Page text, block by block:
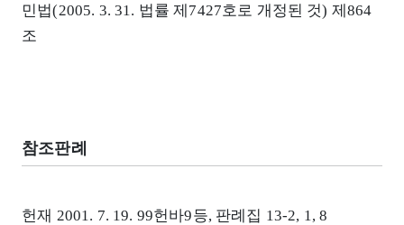
민법(2005. 3. 31. 법률 제7427호로 개정된 것) 제864
조
참조판례
헌재 2001. 7. 19. 99헌바9등, 판례집 13-2, 1, 8